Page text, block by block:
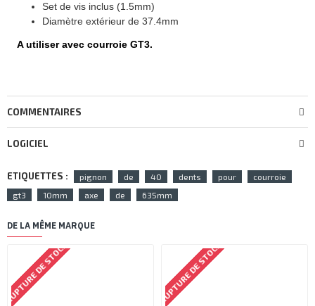
Set de vis inclus (1.5mm)
Diamètre extérieur de 37.4mm
A utiliser avec courroie GT3.
COMMENTAIRES
LOGICIEL
ETIQUETTES : pignon de 40 dents pour
courroie
gt3
10mm axe de 635mm
DE LA MÊME MARQUE
RUPTURE DE STOCK RUPTURE DE STOCK